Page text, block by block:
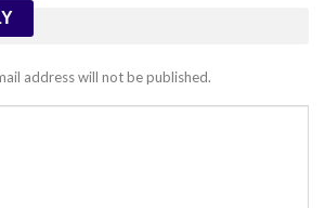
address will not be published.